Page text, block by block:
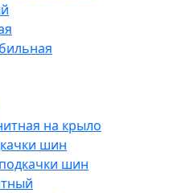
на крыло
шин
шин